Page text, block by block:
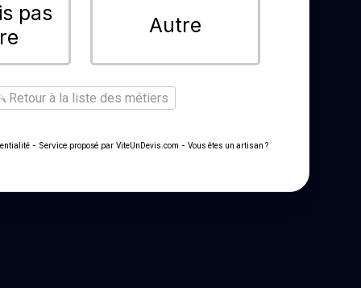
pas
Autre
Retour à la liste des métiers
- Service proposé par ViteUnDevis.com - Vous êtes un artisan ?